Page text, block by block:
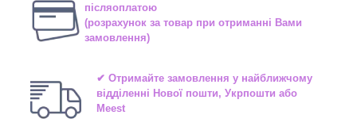
післяоплатою
(розрахунок за товар при отриманні Вами
замовлення)
✔ Отримайте замовлення у найближчому
відділенні Нової пошти, Укрпошти або
Meest